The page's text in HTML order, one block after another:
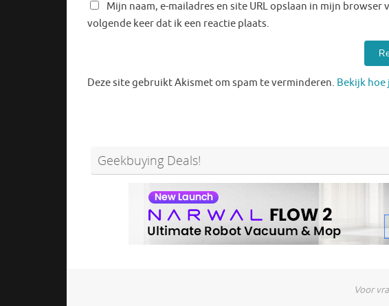
Mijn naam, e-mailadres en site URL opslaan in mijn browser
volgende keer dat ik een reactie plaats.
Deze site gebruikt Akismet om spam te verminderen. Bekijk
Geekbuying Deals!
Voor